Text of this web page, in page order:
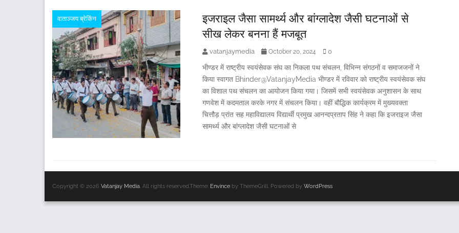
वाताञ्जय ब्रेकिंग
इजराइल जैसा सामर्थ्य और बांग्लादेश जैसी घटनाओं से
सीख लेकर बनना हैं मजबूत
vatanjaymedia October 20, 2024 0
भीण्डर में राष्ट्रीय स्वयंसेवक संघ का निकला पथ संचलन, विभिन्न संगठनों व समाजजनों ने
किया स्वागत Bhinder@VatanjayMedia भीण्डर में रविवार को राष्ट्रीय स्वयंसेवक संघ
का विशाल पथ संचलन का आयोजन किया गया। जिसमें सभी स्वयंसेवक अनुशासन के साथ
गणवेश में कदमताल करके नगर में संचलन किया। वहीं बौद्धिक कार्यक्रम में मुख्यवक्ता
चित्तौड़ प्रांत सह महाविद्यालय विद्यार्थी प्रमुख आनन्दप्रताप सिंह ने कहा कि इजराइज जैसा
सामर्थ्य और बांग्लादेश जैसी घटनाओं से
Copyright © 2026 Vatanjay Media. All rights reserved.Theme: Envince by ThemeGrill. Powered by WordPress